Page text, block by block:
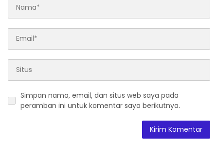
Simpan nama, email, dan situs web saya pada
peramban ini untuk komentar saya berikutnya.